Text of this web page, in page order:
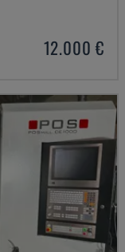
12.000 €